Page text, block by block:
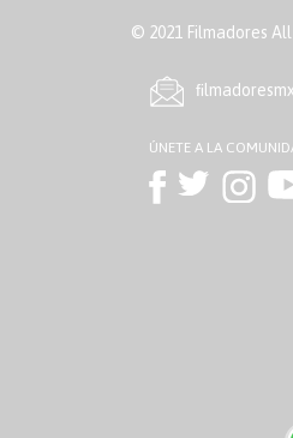
© 2021 Filmadores
ÚNETE A LA